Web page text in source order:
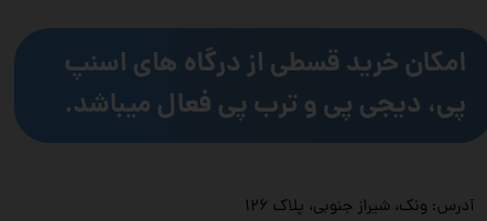
آدرس: ونک، شیراز جنوبی، پلاک ۱۲۶
امکان خرید قسطی از درگاه های اسنپ
پی، دیجی پی و ترب پی فعال میباشد.